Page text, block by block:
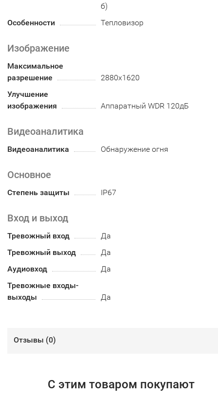
б)
Особенности
Тепловизор
Изображение
Максимальное
разрешение
2880x1620
Улучшение
изображения
Аппаратный WDR 120дБ
Видеоаналитика
Видеоаналитика Обнаружение огня
Основное
Степень защиты IP67
Вход и выход
Тревожный вход
Да
Тревожный выход
Да
Аудиовход
Да
Тревожные входы-
выходы
Да
Отзывы (0)
С этим товаром покупают